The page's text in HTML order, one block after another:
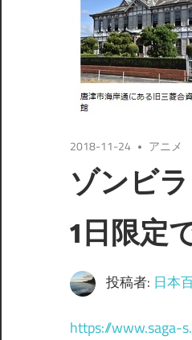
2018-11-24 アニメ
ゾンビ
1日限定
投稿者: 日本
https://www.saga-